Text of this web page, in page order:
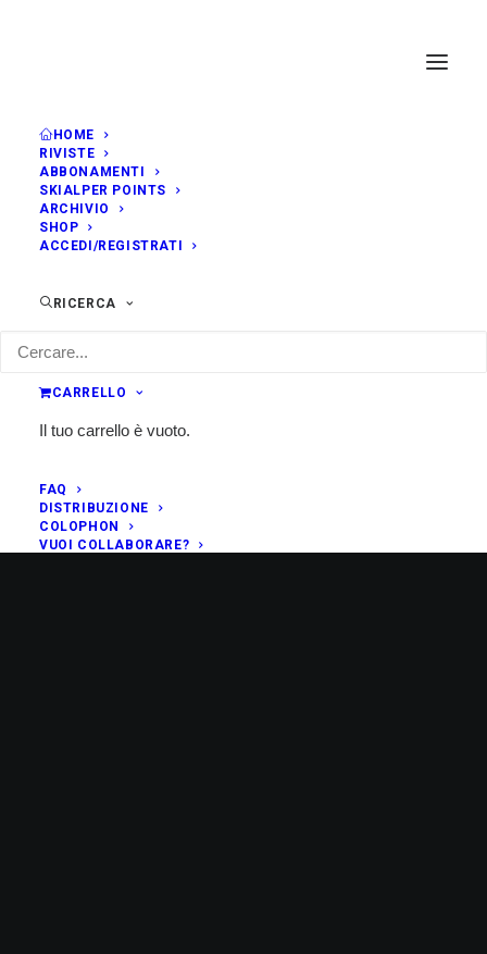
HOME
RIVISTE
ABBONAMENTI
SKIALPER POINTS
ARCHIVIO
SHOP
ACCEDI/REGISTRATI
RICERCA
CARRELLO
Il tuo carrello è vuoto.
FAQ
DISTRIBUZIONE
COLOPHON
VUOI COLLABORARE?